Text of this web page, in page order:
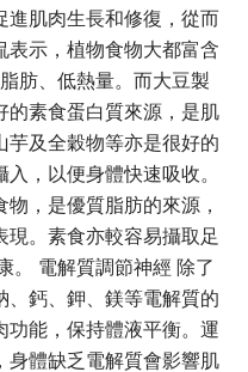
進肌肉生長和修復，從而
表示，植物食物大都富含
肪、低熱量。而大豆製
的素食蛋白質來源，是肌
芋及全穀物等亦是很好的
，以便身體快速吸收。
，是優質脂肪的來源，
現。素食亦較容易攝取足
。 電解質調節神經 除了
、鈣、鉀、鎂等電解質的
功能，保持體液平衡。運
身體缺乏電解質會影響肌